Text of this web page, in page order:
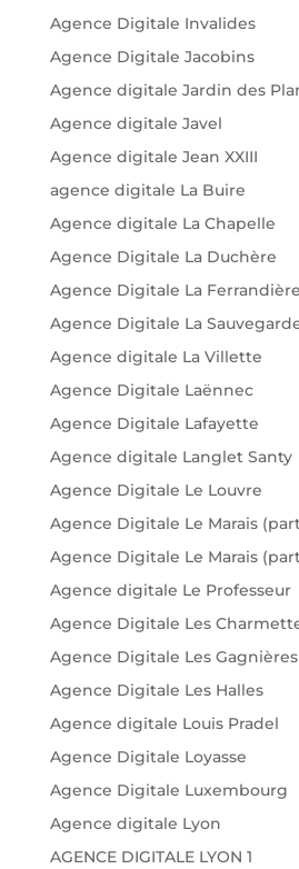
Agence Digitale Invalides
Agence Digitale Jacobins
Agence digitale Jardin des
Agence digitale Javel
Agence digitale Jean XXIII
agence digitale La Buire
Agence digitale La Chapelle
Agence Digitale La Duchère
Agence Digitale La Ferrandière
Agence Digitale La
Agence digitale La Villette
Agence Digitale Laënnec
Agence Digitale Lafayette
Agence digitale Langlet Santy
Agence Digitale Le Louvre
Agence Digitale Le Marais
Agence Digitale Le Marais
Agence digitale Le Professeur
Agence Digitale Les
Agence Digitale Les Gagnières
Agence Digitale Les Halles
Agence digitale Louis Pradel
Agence Digitale Loyasse
Agence Digitale Luxembourg
Agence digitale Lyon
AGENCE DIGITALE LYON 1